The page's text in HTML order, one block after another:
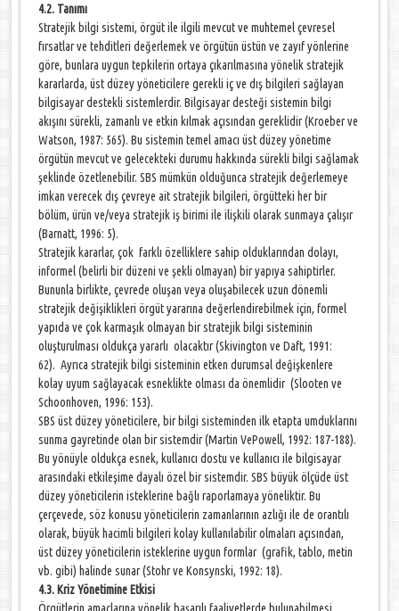
4.2. Tanımı
Stratejik bilgi sistemi, örgüt ile ilgili mevcut ve muhtemel çevresel
fırsatlar ve tehditleri değerlemek ve örgütün üstün ve zayıf yönlerine
göre, bunlara uygun tepkilerin ortaya çıkarılmasına yönelik stratejik
kararlarda, üst düzey yöneticilere gerekli iç ve dış bilgileri sağlayan
bilgisayar destekli sistemlerdir. Bilgisayar desteği sistemin bilgi
akışını sürekli, zamanlı ve etkin kılmak açısından gereklidir (Kroeber ve
Watson, 1987: 565). Bu sistemin temel amacı üst düzey yönetime
örgütün mevcut ve gelecekteki durumu hakkında sürekli bilgi sağlamak
şeklinde özetlenebilir. SBS mümkün olduğunca stratejik değerlemeye
imkan verecek dış çevreye ait stratejik bilgileri, örgütteki her bir
bölüm, ürün ve/veya stratejik iş birimi ile ilişkili olarak sunmaya çalışır
(Barnatt, 1996: 5).
Stratejik kararlar, çok farklı özelliklere sahip olduklarından dolayı,
informel (belirli bir düzeni ve şekli olmayan) bir yapıya sahiptirler.
Bununla birlikte, çevrede oluşan veya oluşabilecek uzun dönemli
stratejik değişiklikleri örgüt yararına değerlendirebilmek için, formel
yapıda ve çok karmaşık olmayan bir stratejik bilgi sisteminin
oluşturulması oldukça yararlı olacaktır (Skivington ve Daft, 1991:
62). Ayrıca stratejik bilgi sisteminin etken durumsal değişkenlere
kolay uyum sağlayacak esneklikte olması da önemlidir (Slooten ve
Schoonhoven, 1996: 153).
SBS üst düzey yöneticilere, bir bilgi sisteminden ilk etapta umduklarını
sunma gayretinde olan bir sistemdir (Martin VePowell, 1992: 187-188).
Bu yönüyle oldukça esnek, kullanıcı dostu ve kullanıcı ile bilgisayar
arasındaki etkileşime dayalı özel bir sistemdir. SBS büyük ölçüde üst
düzey yöneticilerin isteklerine bağlı raporlamaya yöneliktir. Bu
çerçevede, söz konusu yöneticilerin zamanlarının azlığı ile de orantılı
olarak, büyük hacimli bilgileri kolay kullanılabilir olmaları açısından,
üst düzey yöneticilerin isteklerine uygun formlar (grafik, tablo, metin
vb. gibi) halinde sunar (Stohr ve Konsynski, 1992: 18).
4.3. Kriz Yönetimine Etkisi